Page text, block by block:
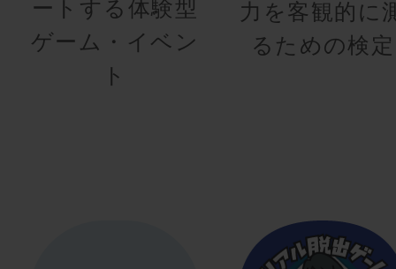
ートする体験型
ゲーム・イベン
ト
力を客観的に
るための検定